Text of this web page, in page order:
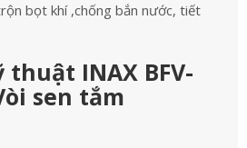
bọt khí ,chống bắn nước, tiết
thuật INAX BFV-
sen tắm